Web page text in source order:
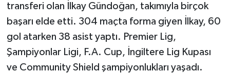
transferi olan İlkay Gündoğan, takımıyla birçok
başarı elde etti. 304 maçta forma giyen İlkay, 60
gol atarken 38 asist yaptı. Premier Lig,
Şampiyonlar Ligi, F.A. Cup, İngiltere Lig Kupası
ve Community Shield şampiyonlukları yaşadı.